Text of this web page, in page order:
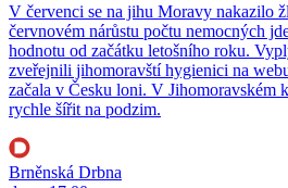
V červenci se na jihu Moravy nakazilo
červnovém nárůstu počtu nemocných
hodnotu od začátku letošního roku.
zveřejnili jihomoravští hygienici na
začala v Česku loni. V Jihomoravském
rychle šířit na podzim.
Brněnská Drbna